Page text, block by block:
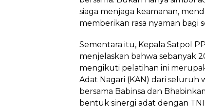
siaga menjaga keamanan,
memberikan rasa nyaman bagi
Sementara itu, Kepala Satpol
menjelaskan bahwa sebanyak
mengikuti pelatihan ini
Adat Nagari (KAN) dari seluruh
bersama Babinsa dan
bentuk sinergi adat dengan